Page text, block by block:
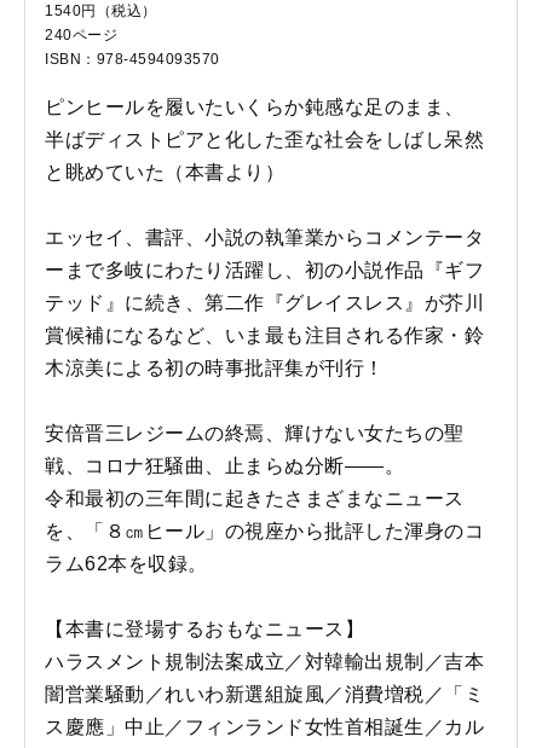
1540円（税込）
240ページ
ISBN：978-4594093570
ピンヒールを履いたいくらか鈍感な足のまま、
半ばディストピアと化した歪な社会をしばし呆然
と眺めていた（本書より）
エッセイ、書評、小説の執筆業からコメンテータ
ーまで多岐にわたり活躍し、初の小説作品『ギフ
テッド』に続き、第二作『グレイスレス』が芥川
賞候補になるなど、いま最も注目される作家・鈴
木涼美による初の時事批評集が刊行！
安倍晋三レジームの終焉、輝けない女たちの聖
戦、コロナ狂騒曲、止まらぬ分断――。
令和最初の三年間に起きたさまざまなニュース
を、「８㎝ヒール」の視座から批評した渾身のコ
ラム62本を収録。
【本書に登場するおもなニュース】
ハラスメント規制法案成立／対韓輸出規制／吉本
闇営業騒動／れいわ新選組旋風／消費増税／「ミ
ス慶應」中止／フィンランド女性首相誕生／カル